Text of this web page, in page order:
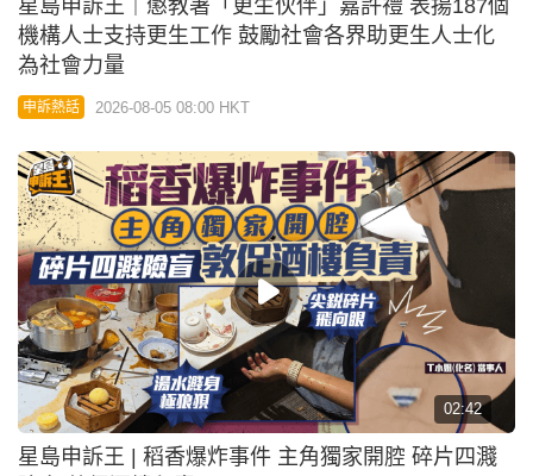
星島申訴王｜懲教署「更生伙伴」嘉許禮 表揚187個
機構人士支持更生工作 鼓勵社會各界助更生人士化
為社會力量
申訴熱話 2026-08-05 08:00 HKT
02:42
星島申訴王 | 稻香爆炸事件 主角獨家開腔 碎片四濺